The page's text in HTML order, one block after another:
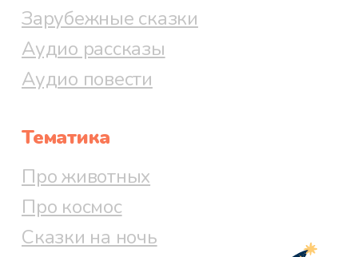
Зарубежные сказки
Аудио рассказы
Аудио повести
Тематика
Про животных
Про космос
Сказки на ночь